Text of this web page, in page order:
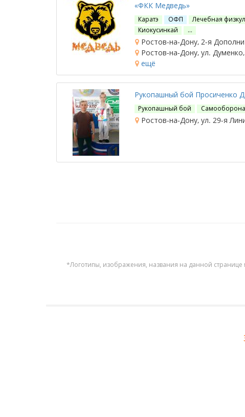
«ФКК Медведь»
Каратэ ОФП
Лечебная
Киокусинкай
…
Ростов-на-Дону, 2-я
Ростов-на-Дону, ул.
ещё
Рукопашный бой Просиченко
Рукопашный бой Самооборона
Ростов-на-Дону, ул. 29-я
*Логотипы, изображения, названия на данной